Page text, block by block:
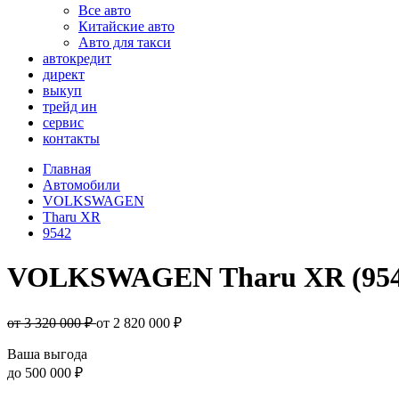
Все авто
Китайские авто
Авто для такси
автокредит
директ
выкуп
трейд ин
сервис
контакты
Главная
Автомобили
VOLKSWAGEN
Tharu XR
9542
VOLKSWAGEN Tharu XR
от 3 320 000 ₽от 2 820 000 ₽
Ваша выгода
до 500 000 ₽